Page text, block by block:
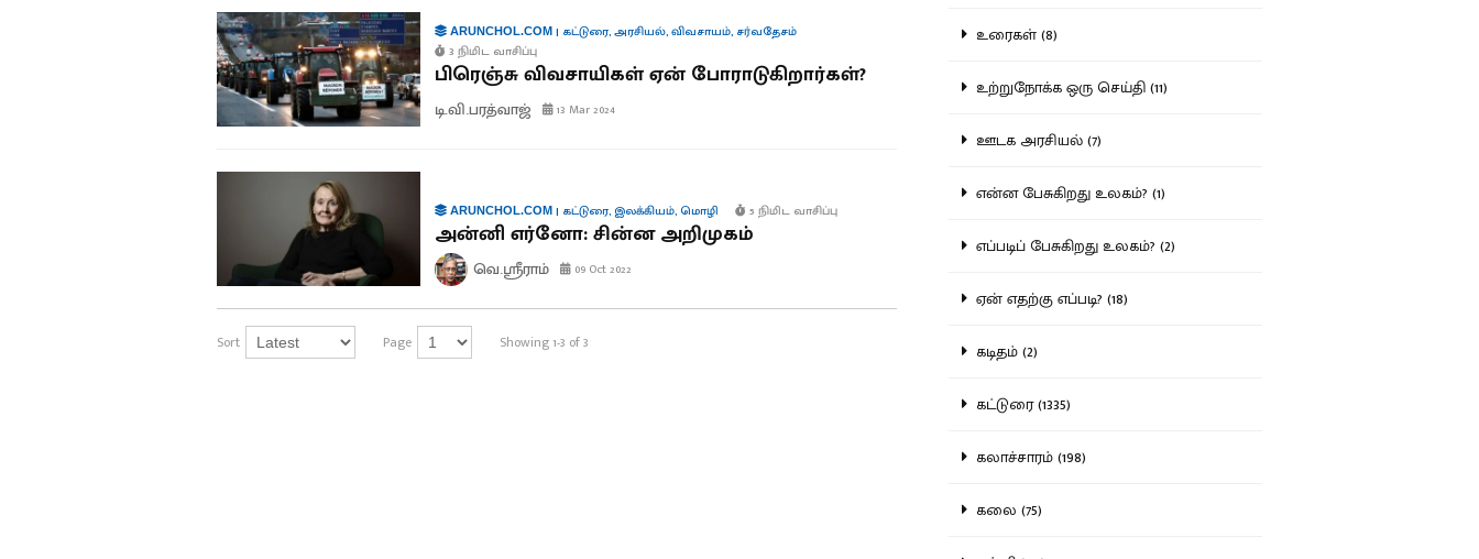
ARUNCHOL.COM| கட்டுரை,அரசியல்,விவசாயம், சர்வதேசம்
3 நிமிட வாசிப்பு
பிரெஞ்சு விவசாயிகள் ஏன் போராடுகிறார்கள்?
டி.வி.பரத்வாஜ் 13 Mar 2024
ARUNCHOL.COM| கட்டுரை, இலக்கியம்,மொழி 5 நிமிட வாசிப்பு
அன்னி எர்னோ: சின்ன அறிமுகம்
வெ.ஸ்ரீராம் 09 Oct 2022
Sort Page Showing 1-3 of 3
உரைகள் (8)
உற்றுநோக்க ஒரு செய்தி (11)
ஊடக அரசியல் (7)
என்ன பேசுகிறது உலகம்? (1)
எப்படிப் பேசுகிறது உலகம்? (2)
ஏன் எதற்கு எப்படி? (18)
கடிதம் (2)
கட்டுரை (1335)
கலாச்சாரம் (198)
கலை (75)